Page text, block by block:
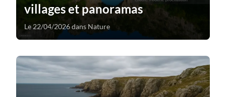
villages et panoramas
Le 22/04/2026 dans Nature